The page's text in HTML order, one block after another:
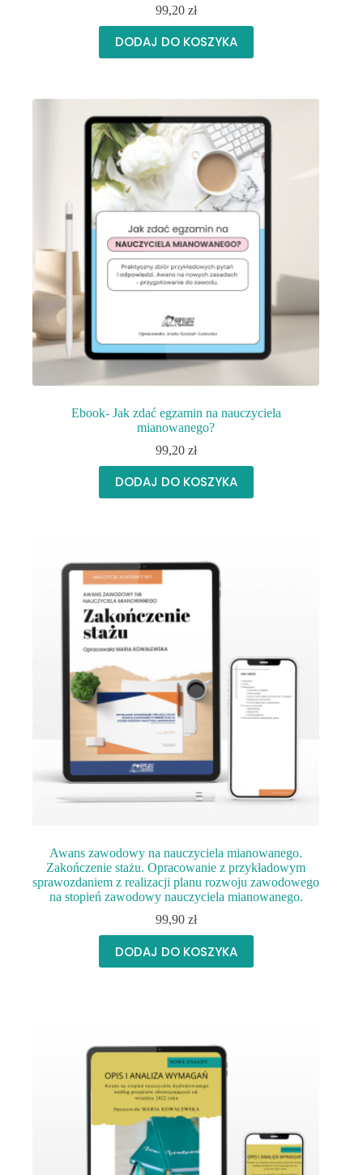
99,20 zł
DODAJ DO KOSZYKA
Ebook- Jak zdać egzamin na nauczyciela
mianowanego?
99,20 zł
DODAJ DO KOSZYKA
Awans zawodowy na nauczyciela mianowanego.
Zakończenie stażu. Opracowanie z przykładowym
sprawozdaniem z realizacji planu rozwoju zawodowego
na stopień zawodowy nauczyciela mianowanego.
99,90 zł
DODAJ DO KOSZYKA